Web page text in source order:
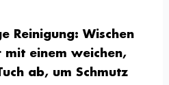
Reinigung: Wischen
mit einem weichen,
ab, um Schmutz